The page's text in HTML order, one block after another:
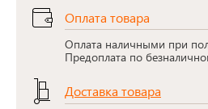
Оплата товара
Оплата наличными при
Предоплата по
Доставка товара